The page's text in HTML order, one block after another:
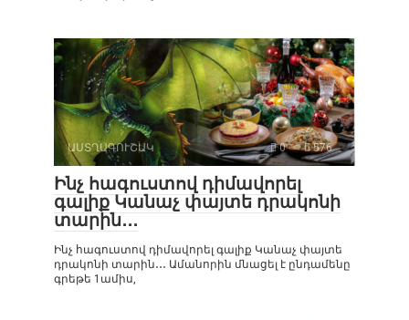
ԱՍՏՂԱԳՈՒՇԱԿ 0 576
Ինչ հագուստով դիմավորել
գալիք Կանաչ փայտե դրակոնի
տարին․․․
Ինչ հագուստով դիմավորել գալիք Կանաչ փայտե
դրակոնի տարին․․․ Ամանորին մնացել է ընդամենը
գրեթե 1ամիս,